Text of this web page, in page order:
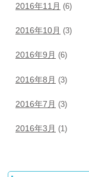
2016年11月 (6)
2016年10月 (3)
2016年9月 (6)
2016年8月 (3)
2016年7月 (3)
2016年3月 (1)